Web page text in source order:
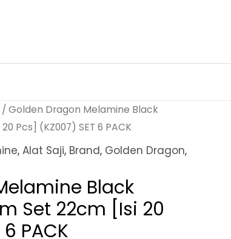
/ Golden Dragon Melamine Black
Pcs] (KZ007) SET 6 PACK
, Alat Saji, Brand, Golden Dragon,
Black
Set 22cm [Isi 20
PACK